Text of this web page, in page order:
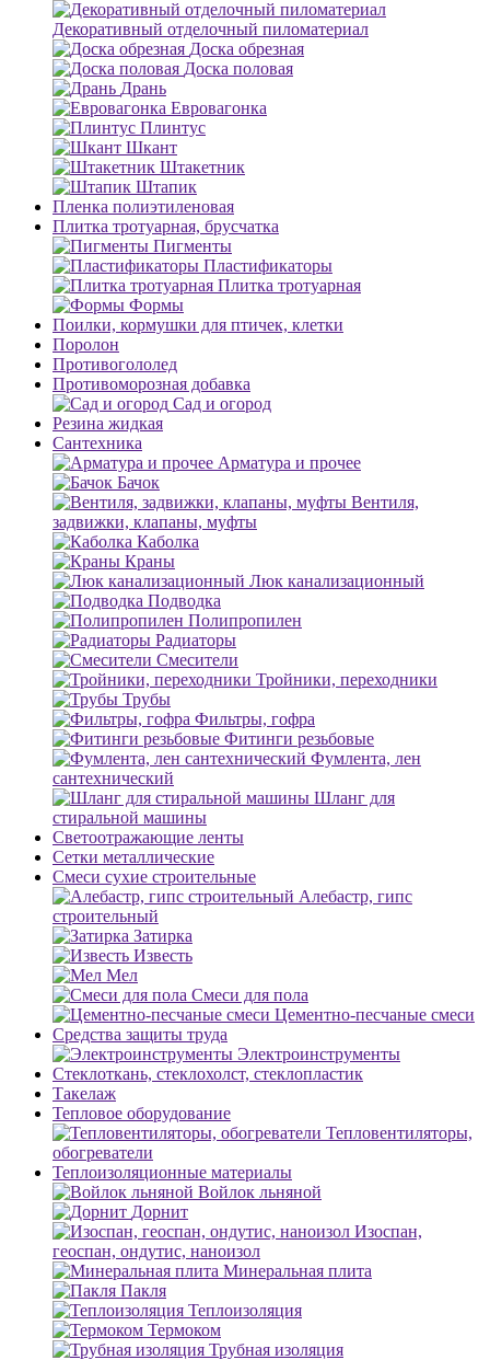
Декоративный отделочный пиломатериал
Доска обрезная
Доска половая
Дрань
Евровагонка
Плинтус
Шкант
Штакетник
Штапик
Пленка полиэтиленовая
Плитка тротуарная, брусчатка
Пигменты
Пластификаторы
Плитка тротуарная
Формы
Поилки, кормушки для птичек, клетки
Поролон
Противогололед
Противоморозная добавка
Сад и огород
Резина жидкая
Сантехника
Арматура и прочее
Бачок
Вентиля,
задвижки, клапаны, муфты
Каболка
Краны
Люк канализационный
Подводка
Полипропилен
Радиаторы
Смесители
Тройники, переходники
Трубы
Фильтры, гофра
Фитинги резьбовые
Фумлента, лен
сантехнический
Шланг для
стиральной машины
Светоотражающие ленты
Сетки металлические
Смеси сухие строительные
Алебастр, гипс
строительный
Затирка
Известь
Мел
Смеси для пола
Цементно-песчаные смеси
Средства защиты труда
Электроинструменты
Стеклоткань, стеклохолст, стеклопластик
Такелаж
Тепловое оборудование
Тепловентиляторы,
обогреватели
Теплоизоляционные материалы
Войлок льняной
Дорнит
Изоспан,
геоспан, ондутис, наноизол
Минеральная плита
Пакля
Теплоизоляция
Термоком
Трубная изоляция